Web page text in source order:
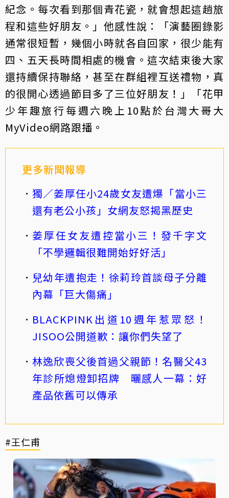
紀念。每次看到那個青花瓷，就會想起這趟旅
程和這些好朋友。」他感性說：「演藝圈錄影
通常很短暫，幾個小時就各自回家，很少能有
四、五天長時間相處的機會。這次結束後大家
還持續保持聯絡，甚至在群組裡互送禮物，真
的很開心透過節目多了三位好朋友！」「花甲
少年趣旅行每週六晚上10點於台灣大哥大
MyVideo網路跟播。
更多新聞報導
獨／姜厚任小24歲女友遭爆「當小三
還有老公小孩」女網友怒揭黑歷史
姜厚任女友遭控當小三！發千字文
「不學邏輯很難開始好好活」
兒幼年遭抱走！徐莉玲首談母子分離
內幕「巨大傷痛」
BLACKPINK出道10週年惹眾怒！
JISOO公開道歉：讓你們失望了
林逸欣喪父後首過父親節！名醫父43
年診所熄燈卸招牌 曬感人一幕：好
產品依舊可以傳承
#王仁甫